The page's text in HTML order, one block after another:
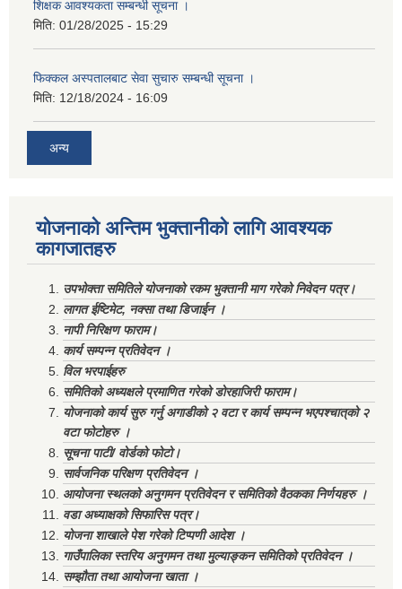
शिक्षक आवश्यकता सम्बन्धी सूचना ।
मिति: 01/28/2025 - 15:29
फिक्कल अस्पतालबाट सेवा सुचारु सम्बन्धी सूचना ।
मिति: 12/18/2024 - 16:09
अन्य
योजनाको अन्तिम भुक्तानीको लागि आवश्यक
कागजातहरु
उपभोक्ता समितिले योजनाको रकम भुक्तानी माग गरेको निवेदन पत्र।
लागत ईष्टिमेट, नक्सा तथा डिजाईन ।
नापी निरिक्षण फाराम।
कार्य सम्पन्न प्रतिवेदन ।
विल भरपाईहरु
समितिको अध्यक्षले प्रमाणित गरेको डोरहाजिरी फाराम।
योजनाको कार्य सुरु गर्नु अगाडीको २ वटा र कार्य सम्पन्न भएपश्चात्‌को २
वटा फोटोहरु ।
सूचना पाटी/ वोर्डको फोटो।
सार्वजनिक परिक्षण प्रतिवेदन ।
आयोजना स्थलको अनुगमन प्रतिवेदन र समितिको वैठकका निर्णयहरु ।
वडा अध्याक्षको सिफारिस पत्र।
योजना शाखाले पेश गरेको टिप्पणी आदेश ।
गाउँपालिका स्तरिय अनुगमन तथा मुल्याङ्कन समितिको प्रतिवेदन ।
सम्झौता तथा आयोजना खाता ।